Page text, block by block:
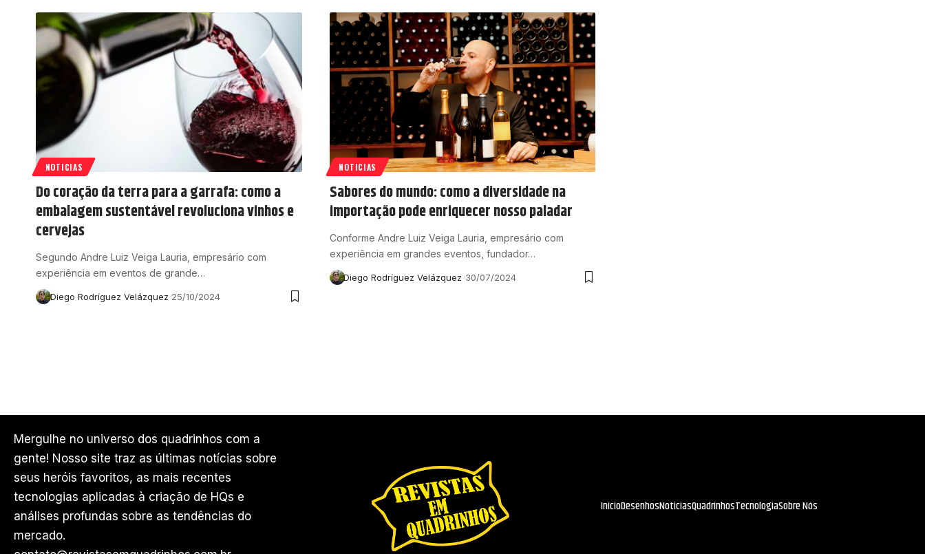
NOTICIAS
Do coração da terra para a garrafa: como a
embalagem sustentável revoluciona vinhos e
cervejas
Segundo Andre Luiz Veiga Lauria, empresário com
experiência em eventos de grande…
Diego Rodríguez Velázquez 25/10/2024
NOTICIAS
Sabores do mundo: como a diversidade na
importação pode enriquecer nosso paladar
Conforme Andre Luiz Veiga Lauria, empresário com
experiência em grandes eventos, fundador…
Diego Rodríguez Velázquez 30/07/2024
Mergulhe no universo dos quadrinhos com a
gente! Nosso site traz as últimas notícias sobre
seus heróis favoritos, as mais recentes
tecnologias aplicadas à criação de HQs e
análises profundas sobre as tendências do
mercado.
InícioDesenhosNoticiasQuadrinhosTecnologiaSobre Nós